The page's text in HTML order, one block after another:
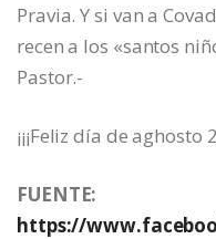
Pravia. Y si van a
recen a los «santos
Pastor.-
¡¡¡Feliz día de aghosto
FUENTE:
https://